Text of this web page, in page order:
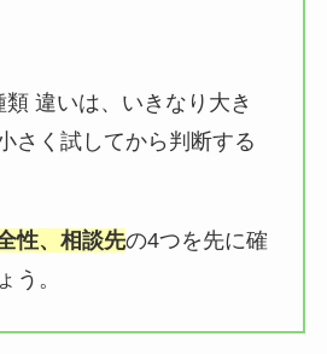
違いは、いきなり大き
さく試してから判断する
性、相談先の4つを先に確
う。